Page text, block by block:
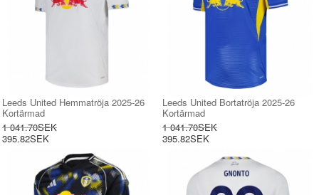
Leeds United Hemmatröja 2025-26
Kortärmad
1 041.70SEK
395.82SEK
Leeds United Bortatröja 2025-26
Kortärmad
1 041.70SEK
395.82SEK